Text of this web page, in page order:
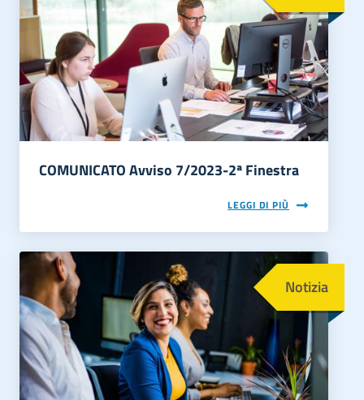
COMUNICATO Avviso 7/2023-2ª Finestra
LEGGI DI PIÙ
Immagine
Notizia